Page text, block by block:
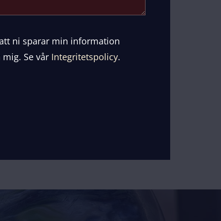
ni sparar min information
Se vår Integritetspolicy.